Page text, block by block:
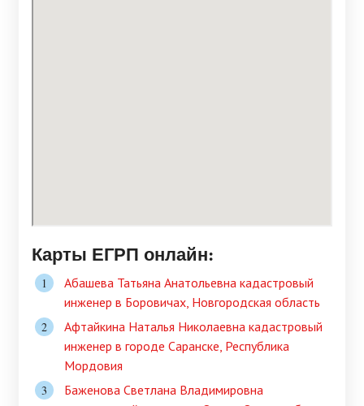
Карты ЕГРП онлайн:
Абашева Татьяна Анатольевна кадастровый
инженер в Боровичах, Новгородская область
Афтайкина Наталья Николаевна кадастровый
инженер в городе Саранске, Республика
Мордовия
Баженова Светлана Владимировна